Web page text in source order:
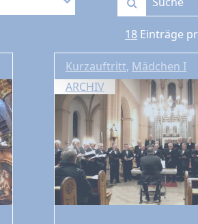
18 Einträge
Kurzauftritt, Mädchen I
ARCHIV